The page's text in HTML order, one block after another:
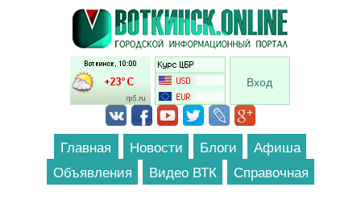
Перейти к основному содержанию
Вход
Главная Новости Блоги
Афиша
Объявления
Видео ВТК Справочная